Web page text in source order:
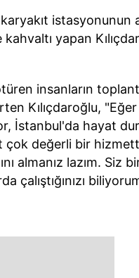
istasyonunun
yapan
insanların
Kılıçdaroğlu,
İstanbul'da hayat
değerli bir
almanız lazım.